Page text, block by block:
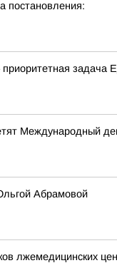
постановления:
задача
Международный
Абрамовой
лжемедицинских